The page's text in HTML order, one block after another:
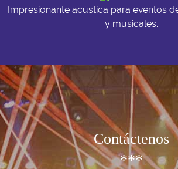
Impresionante acústica para eventos
y musicales.
Contáctenos
***